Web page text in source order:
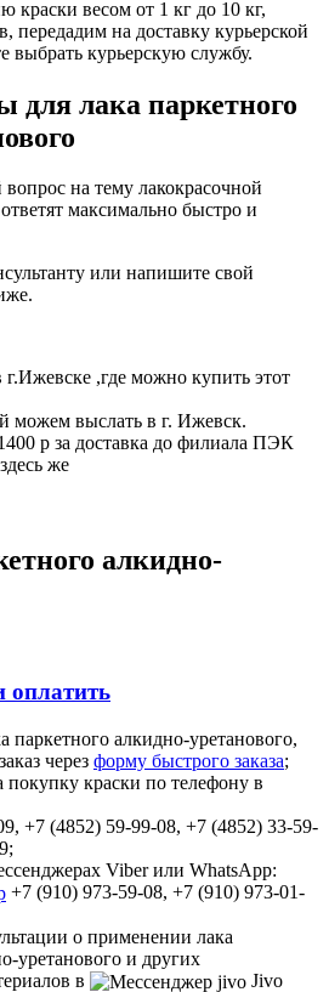
краски весом от 1 кг до 10 кг,
передадим на доставку курьерской
курьерскую службу.
для лака паркетного
на тему лакокрасочной
максимально быстро и
или напишите свой
,где можно купить этот
можем выслать в г. Ижевск.
р за доставка до филиала ПЭК
же
алкидно-
оплатить
паркетного алкидно-уретанового,
через форму быстрого заказа;
покупку краски по телефону в
+7 (4852) 59-99-08, +7 (4852) 33-59-
Viber или WhatsApp:
+7 (910) 973-59-08, +7 (910) 973-01-
о применении лака
уретанового и других
в
Jivo